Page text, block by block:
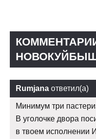
Rumjana ответил(а)
Минимум три
В уголочке двора
в твоем исполнении